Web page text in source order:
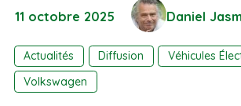
11 octobre 2025 Daniel
Actualités Diffusion
Véhicules
Volkswagen